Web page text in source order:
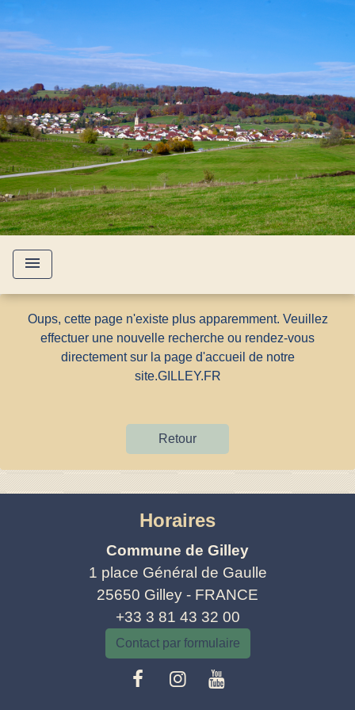
menu
Oups, cette page n'existe plus apparemment. Veuillez
effectuer une nouvelle recherche ou rendez-vous
directement sur la page d'accueil de notre
site.GILLEY.FR
Retour
Horaires
Commune de Gilley
1 place Général de Gaulle
25650 Gilley - FRANCE
+33 3 81 43 32 00
Contact par formulaire